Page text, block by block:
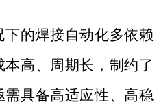
的焊接自动化多依赖
高、周期长，制约了
具备高适应性、高稳